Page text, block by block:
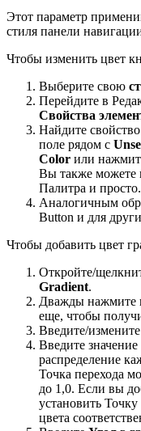
Этот параметр
стиля панели
Чтобы изменить цвет
Выберите свою
Перейдите в
Свойства
Найдите свойство
поле рядом с
Color или
Вы также можете
Палитра и просто.
Аналогичным
Button и для
Чтобы добавить цвет
Откройте/
Gradient.
Дважды нажмите
еще, чтобы
Введите/
Введите значение
распределение
Точка перехода
до 1,0. Если вы
установить
цвета